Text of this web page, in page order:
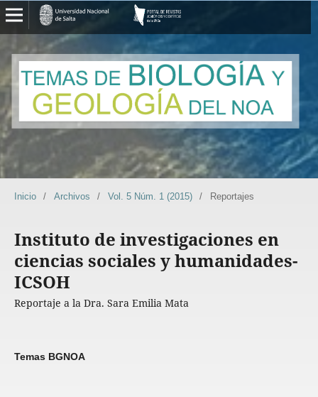
Inicio / Archivos / Vol. 5 Núm. 1 (2015) / Reportajes
Instituto de investigaciones en
ciencias sociales y humanidades-
ICSOH
Reportaje a la Dra. Sara Emilia Mata
Temas BGNOA